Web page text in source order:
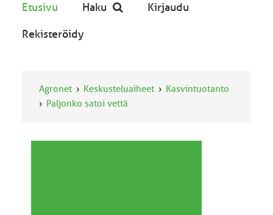
Etusivu Haku Kirjaudu
Rekisteröidy
Agronet Keskusteluaiheet
Kasvintuotanto
Paljonko satoi vettä